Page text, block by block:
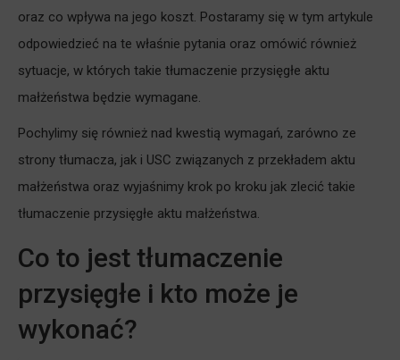
oraz co wpływa na jego koszt. Postaramy się w tym artykule
odpowiedzieć na te właśnie pytania oraz omówić również
sytuacje, w których takie tłumaczenie przysięgłe aktu
małżeństwa będzie wymagane.
Pochylimy się również nad kwestią wymagań, zarówno ze
strony tłumacza, jak i USC związanych z przekładem aktu
małżeństwa oraz wyjaśnimy krok po kroku jak zlecić takie
tłumaczenie przysięgłe aktu małżeństwa.
Co to jest tłumaczenie
przysięgłe i kto może je
wykonać?